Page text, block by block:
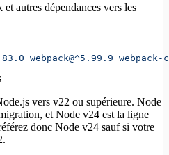
autres dépendances vers les
webpack@^5.99.9
vers v22 ou supérieure. Node
et Node v24 est la ligne
donc Node v24 sauf si votre